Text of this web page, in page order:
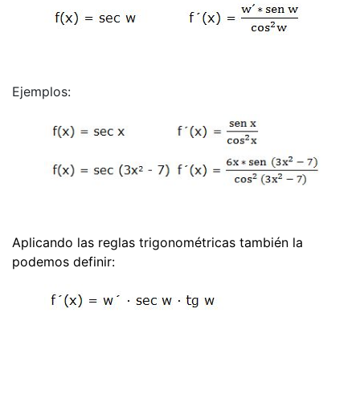
Ejemplos:
Aplicando las reglas trigonométricas también la
podemos definir: